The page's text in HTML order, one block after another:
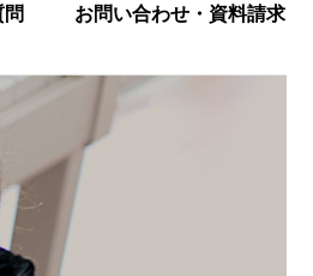
お問い合わせ・資料請求